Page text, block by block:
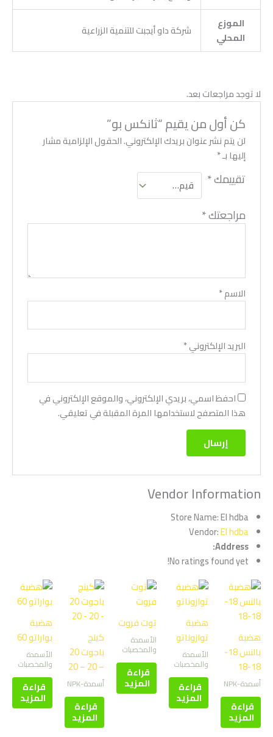
الموزع
المحلي
شركة داو أيجبت للتنمية الزراعية
لا توجد مراجعات بعد.
كن أول من يقيم “ثانكس بو”
لن يتم نشر عنوان بريدك الإلكتروني.الحقول الإلزامية مشار
إليها بـ*
تقييمك*
مراجعتك*
الاسم*
البريد الإلكتروني*
احفظ اسمي، بريدي الإلكتروني، والموقع الإلكتروني في
هذا المتصفح لاستخدامها المرة المقبلة في تعليقي.
Vendor Information
Store Name:El hdba
Vendor:El hdba
Address:
No ratings found yet!
هضبة
بالنس 18-
18-18
أسمدة-NPK
قراءة
المزيد
هضبة
توازوناتو
الأسمدة
والمخصبات
قراءة
المزيد
توت فروت
الأسمدة
والمخصبات
قراءة
المزيد
كينج
باجوت 20
– 20 – 20
أسمدة-NPK
قراءة
المزيد
هضبة
بواراتو 60
الأسمدة
والمخصبات
قراءة
المزيد